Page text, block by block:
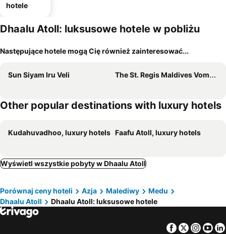
hotele
Dhaalu Atoll: luksusowe hotele w pobliżu
Następujące hotele mogą Cię również zainteresować...
Sun Siyam Iru Veli The St. Regis Maldives Vommuli Resort
Other popular destinations with luxury hotels
Kudahuvadhoo, luxury hotels Faafu Atoll, luxury hotels
Wyświetl wszystkie pobyty w Dhaalu Atoll
Porównaj ceny hoteli Azja Malediwy
Medu
Dhaalu Atoll
Dhaalu Atoll: luksusowe hotele
Facebook
Twitter